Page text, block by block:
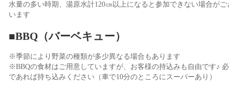
水量の多い時期、湯原水計120㎝以上になると参加できない場合がご
います
■BBQ（バーベキュー）
※季節により野菜の種類が多少異なる場合もあります
※BBQの食材はご用意していますが、お客様の持込みも自由です♪
であれば持ち込みください（車で10分のところにスーパーあり）